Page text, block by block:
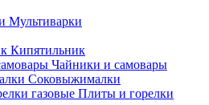
Мультиварки
Кипятильник
Чайники и самовары
Соковыжималки
Плиты и горелки